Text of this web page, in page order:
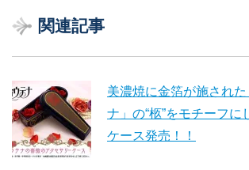
関連記事
美濃焼に金箔が施され
ナ」の“柩”をモチーフに
ケース発売！！